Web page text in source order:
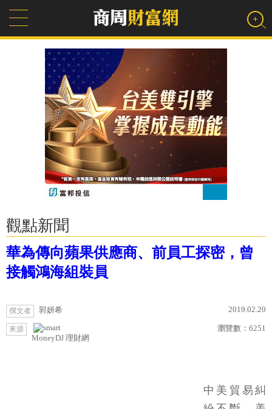
觀點新聞
華為傳向蘋果供應商、前員工探密，曾
接觸鴻海組裝員
撰文者 郭妍希 2019.02.20
來源
MoneyDJ 理財網
瀏覽數： 6251
中美貿易糾